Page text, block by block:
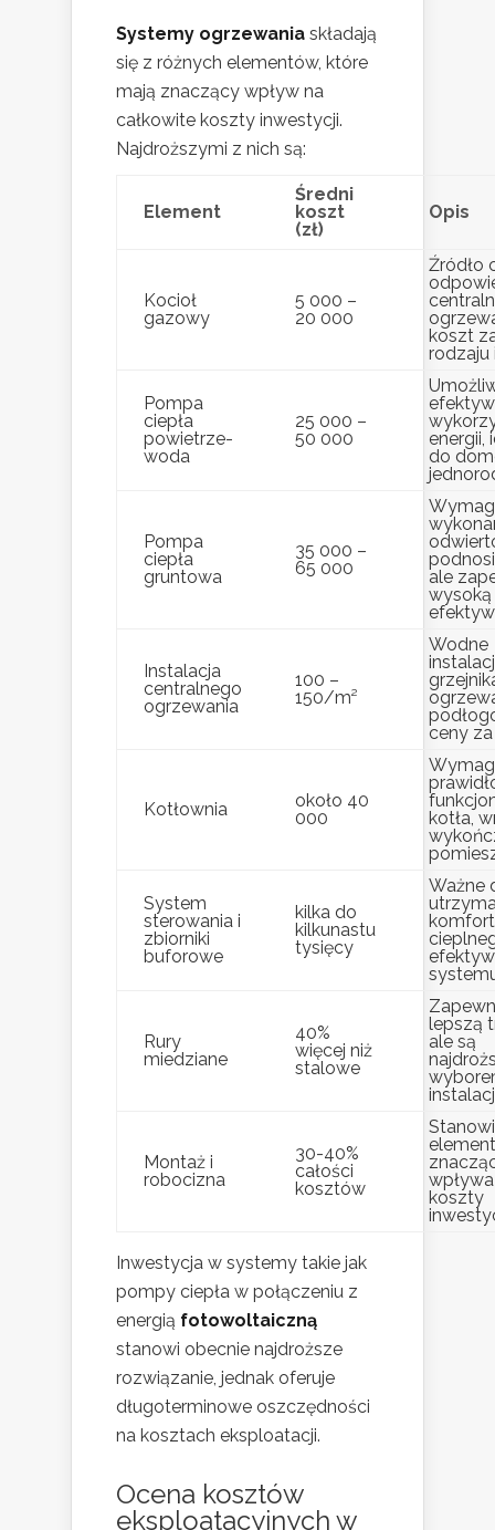
Systemy ogrzewania składają
się z różnych elementów, które
mają znaczący wpływ na
całkowite koszty inwestycji.
Najdroższymi z nich są:
Element
Średni
koszt
(zł)
Opis
Kocioł
gazowy
5 000 –
20 000
Źródło
koszt
rodzaju
Pompa
ciepła
powietrze-
woda
25 000 –
50 000
energii,
do
Pompa
ciepła
gruntowa
35 000 –
65 000
ale
wysoką
Instalacja
centralnego
ogrzewania
100 –
150/m²
Wodne
ceny za
Kotłownia
około 40
000
kotła,
System
sterowania i
zbiorniki
buforowe
kilka do
kilkunastu
tysięcy
Ważne
Rury
miedziane
40%
więcej niż
stalowe
lepszą
ale są
Montaż i
robocizna
30-40%
całości
kosztów
koszty
Inwestycja w systemy takie jak
pompy ciepła w połączeniu z
energią fotowoltaiczną
stanowi obecnie najdroższe
rozwiązanie, jednak oferuje
długoterminowe oszczędności
na kosztach eksploatacji.
Ocena kosztów
eksploatacyjnych w